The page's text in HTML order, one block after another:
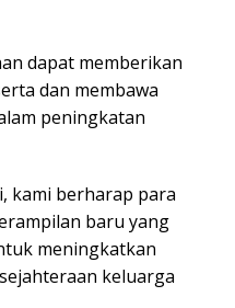
dapat memberikan
dan membawa
peningkatan
kami berharap para
baru yang
meningkatkan
keluarga